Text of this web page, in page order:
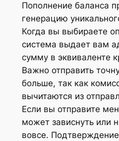
Пополнение баланса
генерацию
Когда вы выбираете
система выдает вам
сумму в эквиваленте
Важно отправить
больше, так как
вычитаются из
Если вы отправите
может зависнуть или
вовсе.